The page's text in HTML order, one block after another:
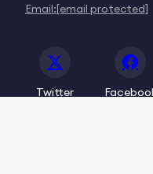
Email:[email protected]
Twitter